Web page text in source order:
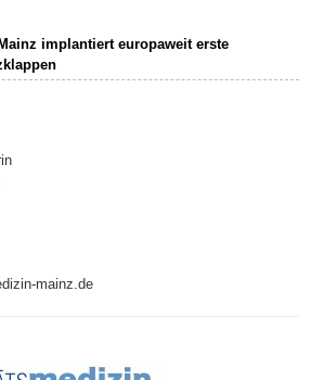
implantiert europaweit erste
mainz.de